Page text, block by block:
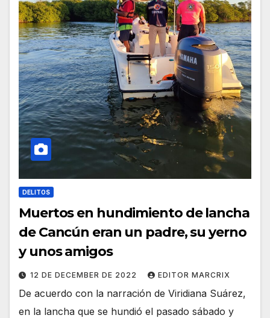
DELITOS
Muertos en hundimiento de lancha
de Cancún eran un padre, su yerno
y unos amigos
12 DE DECEMBER DE 2022 EDITOR MARCRIX
De acuerdo con la narración de Viridiana Suárez,
en la lancha que se hundió el pasado sábado y